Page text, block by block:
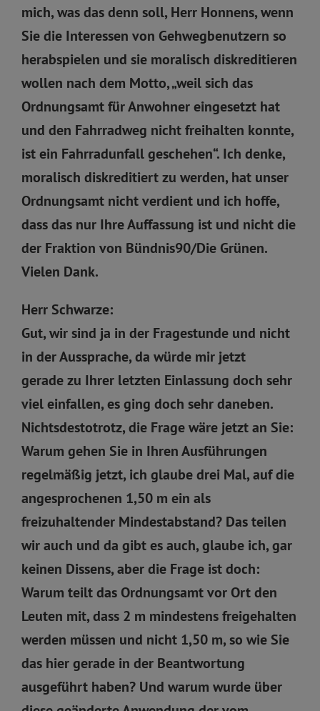
mich, was das denn soll, Herr Honnens, wenn
Sie die Interessen von Gehwegbenutzern so
herabspielen und sie moralisch diskreditieren
wollen nach dem Motto, „weil sich das
Ordnungsamt für Anwohner eingesetzt hat
und den Fahrradweg nicht freihalten konnte,
ist ein Fahrradunfall geschehen“. Ich denke,
moralisch diskreditiert zu werden, hat unser
Ordnungsamt nicht verdient und ich hoffe,
dass das nur Ihre Auffassung ist und nicht die
der Fraktion von Bündnis90/Die Grünen.
Vielen Dank.
Herr Schwarze:
Gut, wir sind ja in der Fragestunde und nicht
in der Aussprache, da würde mir jetzt
gerade zu Ihrer letzten Einlassung doch sehr
viel einfallen, es ging doch sehr daneben.
Nichtsdestotrotz, die Frage wäre jetzt an Sie:
Warum gehen Sie in Ihren Ausführungen
regelmäßig jetzt, ich glaube drei Mal, auf die
angesprochenen 1,50 m ein als
freizuhaltender Mindestabstand? Das teilen
wir auch und da gibt es auch, glaube ich, gar
keinen Dissens, aber die Frage ist doch:
Warum teilt das Ordnungsamt vor Ort den
Leuten mit, dass 2 m mindestens freigehalten
werden müssen und nicht 1,50 m, so wie Sie
das hier gerade in der Beantwortung
ausgeführt haben? Und warum wurde über